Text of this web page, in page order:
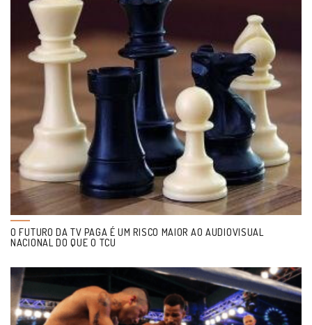
O FUTURO DA TV PAGA É UM RISCO MAIOR AO AUDIOVISUAL
NACIONAL DO QUE O TCU